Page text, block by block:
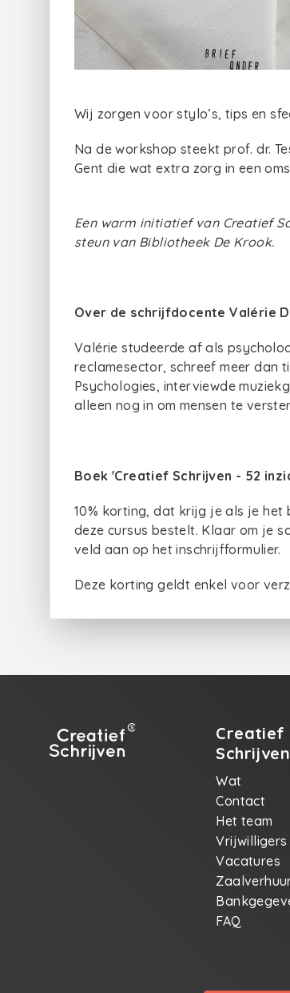
Wij zorgen voor stylo’s, tips en
Na de workshop steekt prof. dr.
Gent die wat extra zorg in een
Een warm initiatief van Creatief
steun van Bibliotheek De Krook.
Over de schrijfdocente Valérie
Valérie studeerde af als
reclamesector, schreef meer dan
Psychologies, interviewde
alleen nog in om mensen te
Boek 'Creatief Schrijven - 52
10% korting, dat krijg je als je het
deze cursus bestelt. Klaar om je
veld aan op het inschrijfformulier.
Deze korting geldt enkel voor
Creatief
Schrijven
Wat
Contact
Het team
Vrijwilligers
Vacatures
FAQ